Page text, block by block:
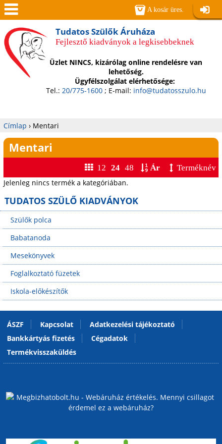
Jump to navigation
Tudatos Szülők Áruháza
Fejlesztő kiadványok a legkisebbeknek
Üzlet NINCS, kizárólag online rendelésre van
lehetőség.
Ügyfélszolgálat elérhetősége:
Tel.: 20/775-1600; E-mail: info@tudatosszulo.hu
Jelenlegi
hely
Címlap › Mentari
Mentari
12 24 48 Ár
Terméknév
Jelenleg nincs termék a kategóriában.
A kosár üres.
Men
ü
TUDATOS SZÜLŐ KIADVÁNYOK
Szülők polca
Babatanoda
Mesekönyvek
Foglalkoztató füzetek
Iskola-előkészítők
ÁSZF Kapcsolat
Adatkezelési tájékoztató
Bankkártyás fizetés
Cégadatok
Termékvisszaküldés